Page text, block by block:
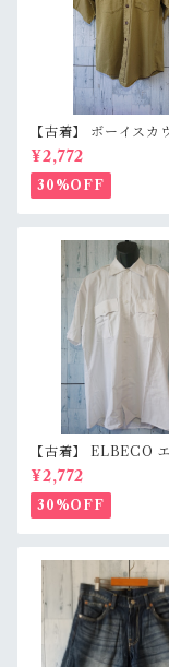
【古着】 ボーイスカ
ツ 半袖 ユースXL相当
ズS〜M/レディースL
ベージュ BSA 定番色
¥2,772
30%OFF
【古着】 ELBECO
半袖 ワークシャツ L
5cm） ホワイト 白 ビ
ルエット オーバーサ
kB
¥2,772
30%OFF